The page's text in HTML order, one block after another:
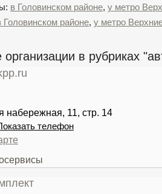
в Головинском районе, у метро
Головинском районе, у метро
в рубриках
набережная, 11, стр. 14
телефон